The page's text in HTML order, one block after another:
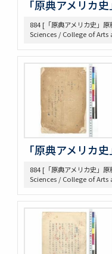
393 軍備制限
397 Hawai Jap Popula
406 Law regard[in]g
407 Emigrant
Gentlemen’s Ag.
410 [land question in
411 Jernegan Y.N.’s
419 Johnson Lectures
426 英文ノート
434 14. Survey Jap.
437 5. 英文メモ
438 4. 英文メモ
439 3. McLaughlin 1922
440 2. Lecture Notes
441 1. U. Chicago
445 6. American
「原典アメリカ
884 [「原典アメリカ史」
Sciences / College of Arts
「原典アメリカ
884 [「原典アメリカ史」
Sciences / College of Arts